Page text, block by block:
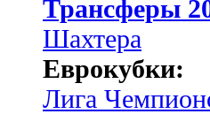
Трансферы
Шахтера
Еврокубки:
Лига